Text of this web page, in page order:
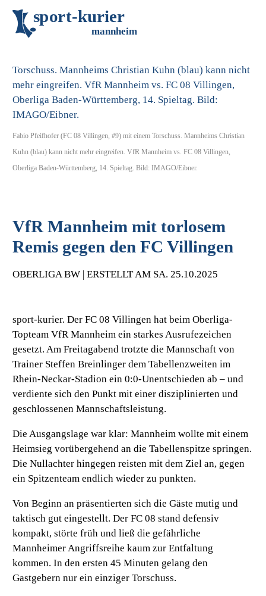
sport-kurier
mannheim
Fabio Pfeifhofer (FC 08 Villingen, #9) mit einem Torschuss. Mannheims Christian
Kuhn (blau) kann nicht mehr eingreifen. VfR Mannheim vs. FC 08 Villingen,
Oberliga Baden-Württemberg, 14. Spieltag. Bild: IMAGO/Eibner.
VfR Mannheim mit torlosem
Remis gegen den FC Villingen
OBERLIGA BW | ERSTELLT AM SA. 25.10.2025
sport-kurier. Der FC 08 Villingen hat beim Oberliga-
Topteam VfR Mannheim ein starkes Ausrufezeichen
gesetzt. Am Freitagabend trotzte die Mannschaft von
Trainer Steffen Breinlinger dem Tabellenzweiten im
Rhein-Neckar-Stadion ein 0:0-Unentschieden ab – und
verdiente sich den Punkt mit einer disziplinierten und
geschlossenen Mannschaftsleistung.
Die Ausgangslage war klar: Mannheim wollte mit einem
Heimsieg vorübergehend an die Tabellenspitze springen.
Die Nullachter hingegen reisten mit dem Ziel an, gegen
ein Spitzenteam endlich wieder zu punkten.
Von Beginn an präsentierten sich die Gäste mutig und
taktisch gut eingestellt. Der FC 08 stand defensiv
kompakt, störte früh und ließ die gefährliche
Mannheimer Angriffsreihe kaum zur Entfaltung
kommen. In den ersten 45 Minuten gelang den
Gastgebern nur ein einziger Torschuss.